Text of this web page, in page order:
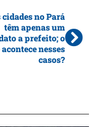
cidades no Pará
têm apenas um
a prefeito; o
nesses
casos?